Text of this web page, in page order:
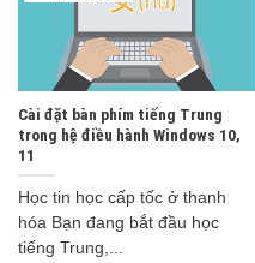
Cài đặt bàn phím tiếng Trung
trong hệ điều hành Windows 10,
11
Học tin học cấp tốc ở thanh
hóa Bạn đang bắt đầu học
tiếng Trung,...